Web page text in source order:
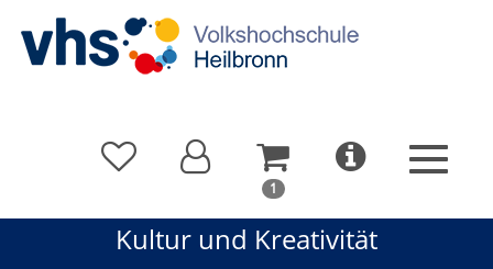
1 In
Warenkorb
Kultur und Kreativität